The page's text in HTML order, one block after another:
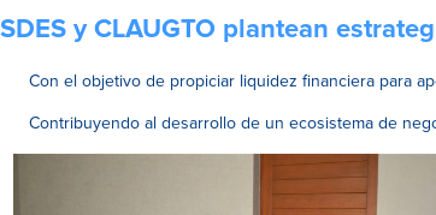
SDES y CLAUGTO plantean
Con el objetivo de propiciar liquidez financiera para
Contribuyendo al desarrollo de un ecosistema de